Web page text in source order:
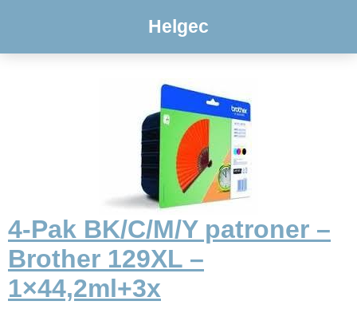
Helgec
4-Pak BK/C/M/Y patroner –
Brother 129XL –
1×44,2ml+3x